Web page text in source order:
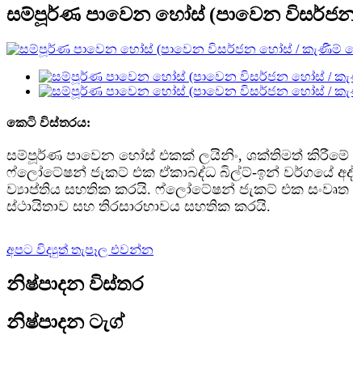
සම්පූර්ණ පාවෙන හෝස් (පාවෙන
කෙටි විස්තරය:
සම්පූර්ණ පාවෙන හෝස් එකක් ලයිනිං, ශක්තිමත්
ෆ්ලෝටේෂන් ජැකට් එක ඒකාබද්ධ බිල්ට්-ඉන් වර්ගයේ
ව්‍යාප්තිය සහතික කරයි. ෆ්ලෝටේෂන් ජැකට් එක
ස්ථායිතාව සහ තිරසාරභාවය සහතික කරයි.
අපට විද්‍යුත් තැපෑල එවන්න
නිෂ්පාදන විස්තර
නිෂ්පාදන ටැග්